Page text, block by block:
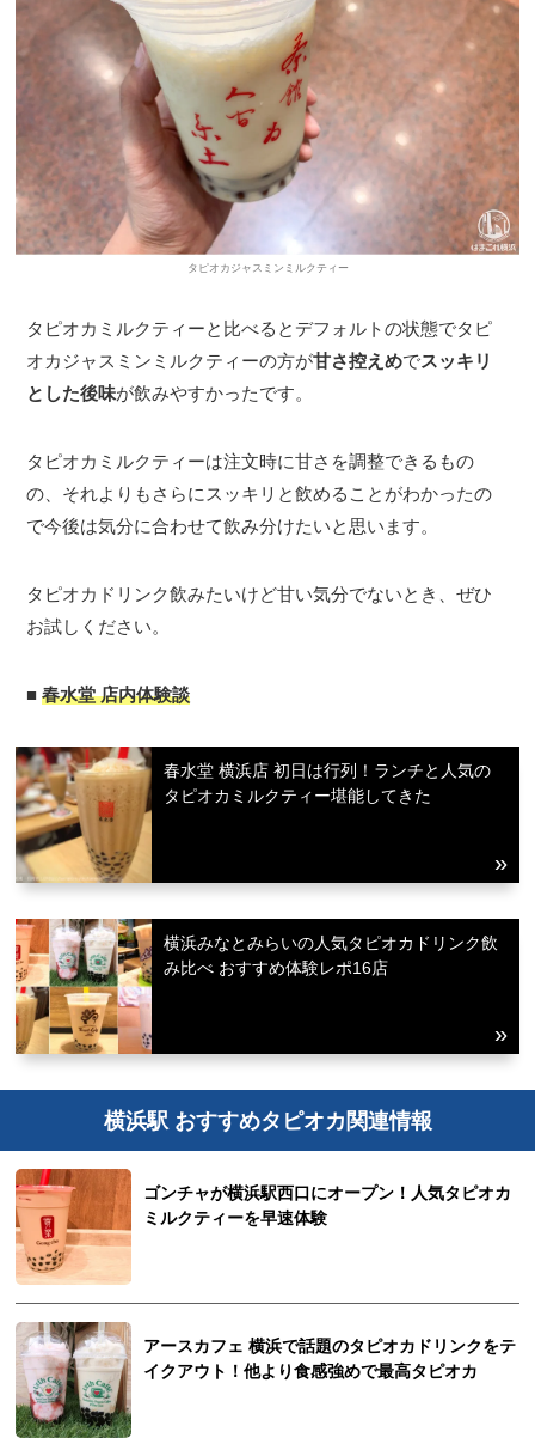
タピオカジャスミンミルクティー
タピオカミルクティーと比べるとデフォルトの状態でタピ
オカジャスミンミルクティーの方が甘さ控えめでスッキリ
とした後味が飲みやすかったです。
タピオカミルクティーは注文時に甘さを調整できるもの
の、それよりもさらにスッキリと飲めることがわかったの
で今後は気分に合わせて飲み分けたいと思います。
タピオカドリンク飲みたいけど甘い気分でないとき、ぜひ
お試しください。
■春水堂 店内体験談
春水堂 横浜店 初日は行列！ランチと人気の
タピオカミルクティー堪能してきた
横浜みなとみらいの人気タピオカドリンク飲
み比べ おすすめ体験レポ16店
横浜駅 おすすめタピオカ関連情報
ゴンチャが横浜駅西口にオープン！人気タピオカ
ミルクティーを早速体験
アースカフェ 横浜で話題のタピオカドリンクをテ
イクアウト！他より食感強めで最高タピオカ